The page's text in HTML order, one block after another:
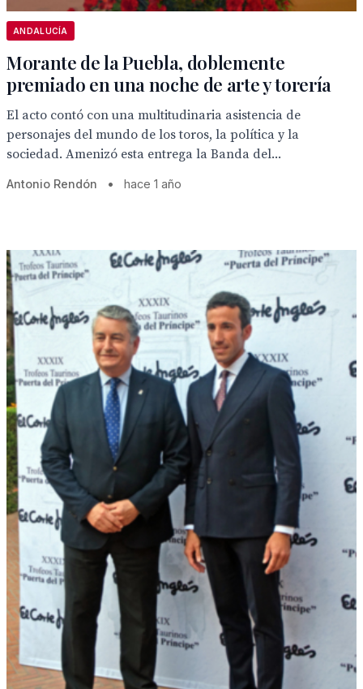
ANDALUCÍA
Morante de la Puebla, doblemente
premiado en una noche de arte y torería
El acto contó con una multitudinaria asistencia de
personajes del mundo de los toros, la política y la
sociedad. Amenizó esta entrega la Banda del...
Antonio Rendón • hace 1 año